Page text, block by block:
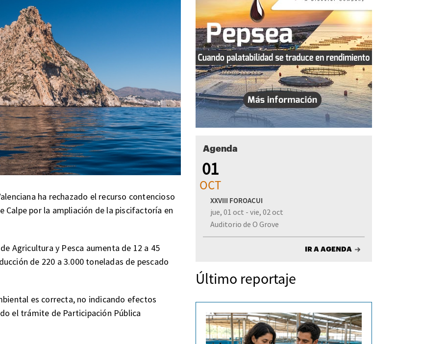
ha rechazado el recurso contencioso
por la ampliación de la piscifactoría en
Agricultura y Pesca aumenta de 12 a 45
de 220 a 3.000 toneladas de pescado
es correcta, no indicando efectos
el trámite de Participación Pública
Agenda
01
OCT
XXVIII FOROACUI
jue, 01 oct - vie, 02 oct
Auditorio de O Grove
IR A AGENDA
Último reportaje